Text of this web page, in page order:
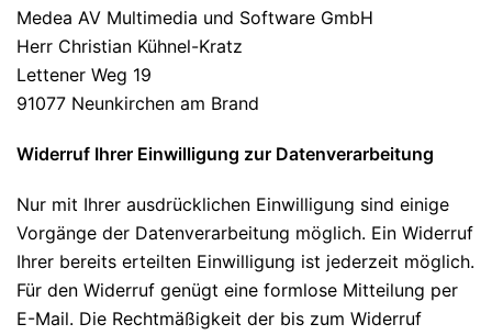
Medea AV Multimedia und Software GmbH
Herr Christian Kühnel-Kratz
Lettener Weg 19
91077 Neunkirchen am Brand
Widerruf Ihrer Einwilligung zur Datenverarbeitung
Nur mit Ihrer ausdrücklichen Einwilligung sind einige
Vorgänge der Datenverarbeitung möglich. Ein Widerruf
Ihrer bereits erteilten Einwilligung ist jederzeit möglich.
Für den Widerruf genügt eine formlose Mitteilung per
E-Mail. Die Rechtmäßigkeit der bis zum Widerruf